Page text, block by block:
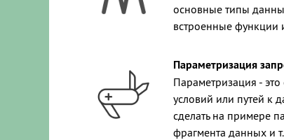
основные типы
встроенные функции
Параметризация
Параметризация -
условий или путей к
сделать на примере
фрагмента данных и